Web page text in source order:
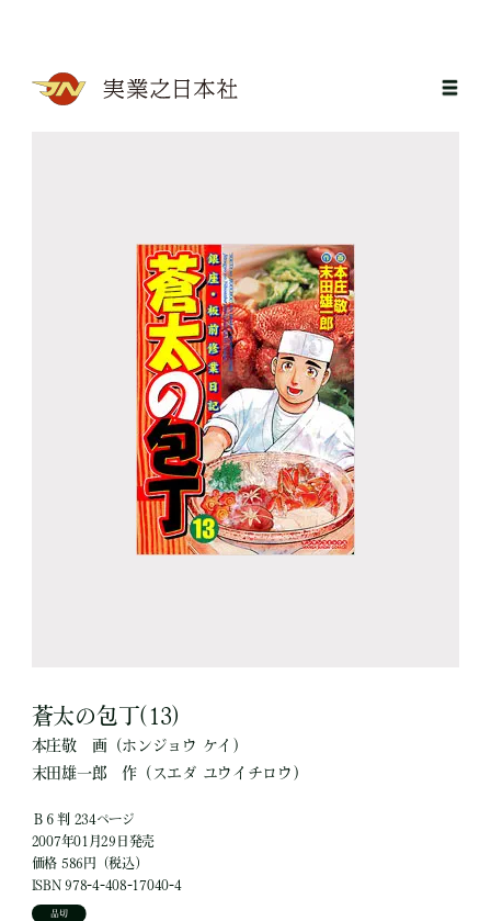
蒼太の包丁(13)
本庄敬 画 （ホンジョウ ケイ）
末田雄一郎
作 （スエダ ユウイチロウ）
Ｂ６判 234ページ
2007年01月29日発売
価格 586円（税込）
ISBN 978-4-408-17040-4
品切